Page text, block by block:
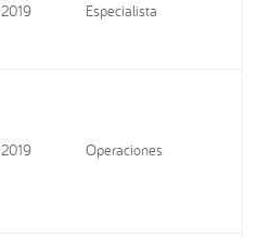
2019 Especialista
2019 Operaciones